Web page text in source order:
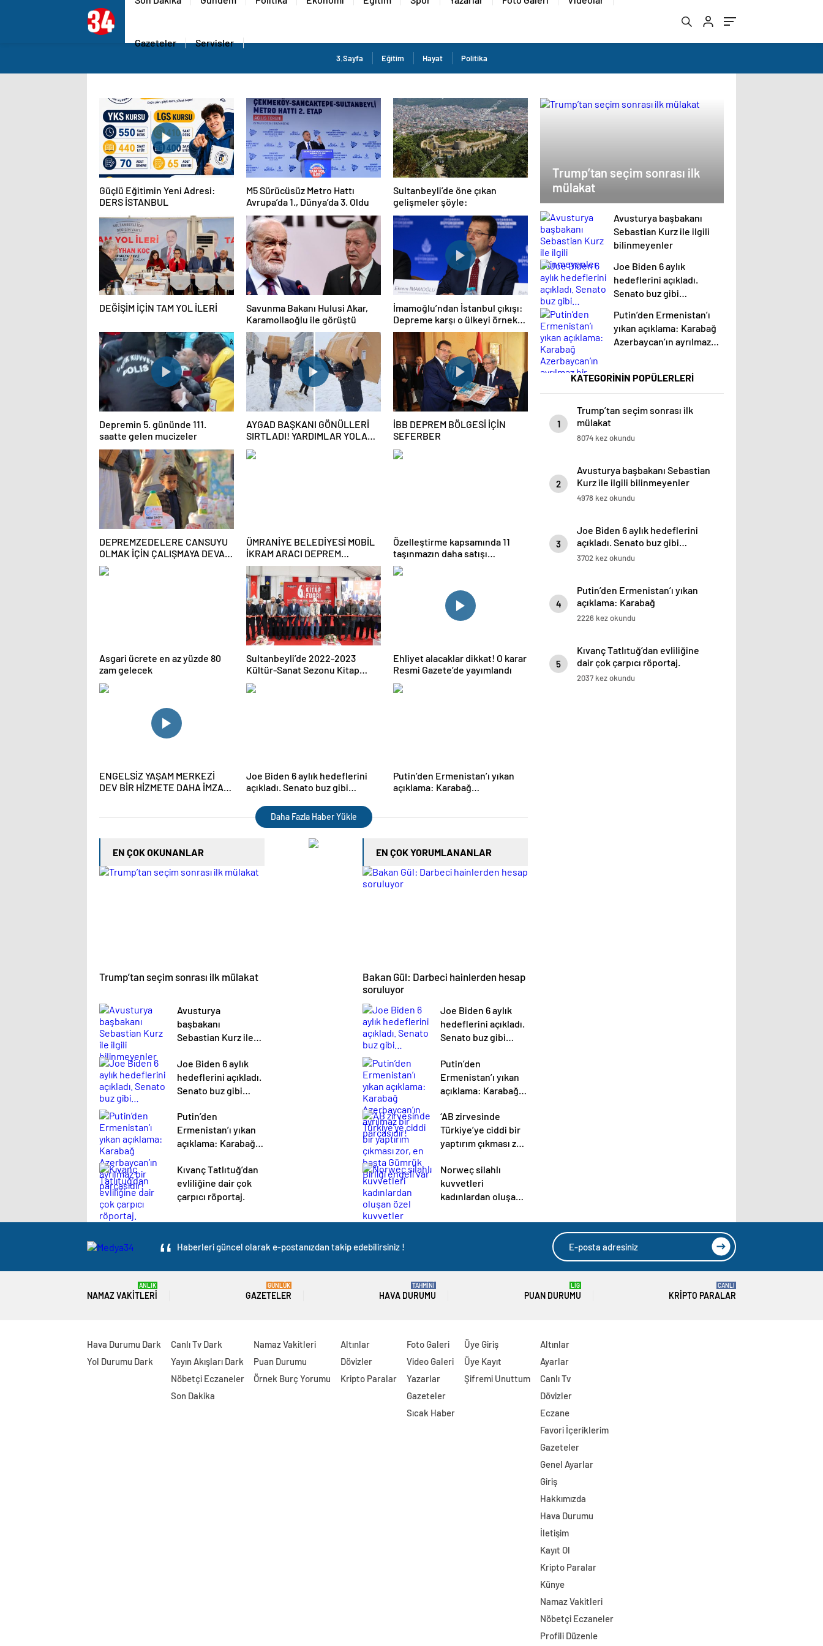
Gazeteler Servisler
3.Sayfa Eğitim Hayat Politika
Güçlü Eğitimin Yeni Adresi:
DERS İSTANBUL
M5 Sürücüsüz Metro Hattı
Avrupa’da 1., Dünya’da 3. Oldu
Sultanbeyli’de öne çıkan
gelişmeler şöyle:
DEĞİŞİM İÇİN TAM YOL İLERİ
Savunma Bakanı Hulusi Akar,
Karamollaoğlu ile görüştü
İmamoğlu’ndan İstanbul çıkışı:
Depreme karşı o ülkeyi örnek
verdi
Depremin 5. gününde 111.
saatte gelen mucizeler
AYGAD BAŞKANI GÖNÜLLERİ
SIRTLADI! YARDIMLAR YOLA
ÇIKMAK ÜZERE HAZIR
İBB DEPREM BÖLGESİ İÇİN
SEFERBER
DEPREMZEDELERE CANSUYU
OLMAK İÇİN ÇALIŞMAYA DEVAM
EDİYORLAR
ÜMRANİYE BELEDİYESİ MOBİL
İKRAM ARACI DEPREM
BÖLGESİNDE
Özelleştirme kapsamında 11
taşınmazın daha satışı
onaylandı!
Asgari ücrete en az yüzde 80
zam gelecek
Sultanbeyli’de 2022-2023
Kültür-Sanat Sezonu Kitap
Fuarı ile Başladı
Ehliyet alacaklar dikkat! O karar
Resmi Gazete’de yayımlandı
ENGELSİZ YAŞAM MERKEZİ
DEV BİR HİZMETE DAHA İMZA
Joe Biden 6 aylık hedeflerini
açıkladı. Senato buz gibi…
Putin’den Ermenistan’ı yıkan
açıklama: Karabağ
Daha Fazla Haber Yükle
EN ÇOK OKUNANLAR
Trump’tan seçim sonrası ilk mülakat
Avusturya
başbakanı
Sebastian Kurz ile
Joe Biden 6 aylık
hedeflerini açıkladı.
Senato buz gibi…
Putin’den
Ermenistan’ı yıkan
açıklama: Karabağ
ayrılmaz bir
parçasıdır!
Kıvanç Tatlıtuğ’dan
evliliğine dair çok
çarpıcı röportaj.
EN ÇOK YORUMLANANLAR
Bakan Gül: Darbeci hainlerden hesap
soruluyor
Joe Biden 6 aylık
hedeflerini açıkladı.
Senato buz gibi…
Putin’den
Ermenistan’ı yıkan
açıklama: Karabağ
ayrılmaz bir
parçasıdır!
‘AB zirvesinde
Türkiye’ye ciddi bir
yaptırım çıkması zor,
Birliği engeli var’
Norweç silahlı
kuvvetleri
kadınlardan oluşan
eğitimlerini başlattı.
Trump’tan seçim sonrası ilk
mülakat
Avusturya başbakanı
Sebastian Kurz ile ilgili
bilinmeyenler
Joe Biden 6 aylık
hedeflerini açıkladı.
Senato buz gibi…
Putin’den Ermenistan’ı
yıkan açıklama: Karabağ
Azerbaycan’ın ayrılmaz
KATEGORİNİN POPÜLERLERİ
1
Trump’tan seçim sonrası ilk
mülakat
8074 kez okundu
2
Avusturya başbakanı Sebastian
Kurz ile ilgili bilinmeyenler
4978 kez okundu
3
Joe Biden 6 aylık hedeflerini
açıkladı. Senato buz gibi…
3702 kez okundu
4
Putin’den Ermenistan’ı yıkan
açıklama: Karabağ
Azerbaycan’ın ayrılmaz bir
2226 kez okundu
5
Kıvanç Tatlıtuğ’dan evliliğine
dair çok çarpıcı röportaj.
2037 kez okundu
Haberleri güncel olarak e-postanızdan takip edebilirsiniz !
NAMAZ VAKITLERI
ANLIK
GAZETELER
GÜNLÜK
HAVA DURUMU
TAHMİNİ
PUAN DURUMU
LİG
KRIPTO PARALAR
CANLI
Hava Durumu Dark
Yol Durumu Dark
Canlı Tv Dark
Yayın Akışları Dark
Nöbetçi Eczaneler
Son Dakika
Namaz Vakitleri
Puan Durumu
Örnek Burç Yorumu
Altınlar
Dövizler
Kripto Paralar
Foto Galeri
Video Galeri
Yazarlar
Gazeteler
Sıcak Haber
Üye Giriş
Üye Kayıt
Şifremi Unuttum
Altınlar
Ayarlar
Canlı Tv
Dövizler
Eczane
Favori İçeriklerim
Gazeteler
Genel Ayarlar
Giriş
Hakkımızda
Hava Durumu
İletişim
Kayıt Ol
Kripto Paralar
Künye
Namaz Vakitleri
Nöbetçi Eczaneler
Profili Düzenle